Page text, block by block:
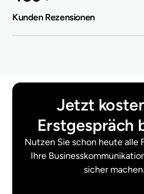
Kunden Rezensionen
Jetzt
Erstgespräch
Nutzen Sie schon heute alle
Ihre
sicher machen.